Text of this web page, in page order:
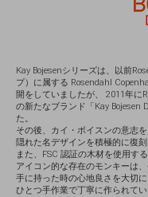
Kay Bojesenシリーズは、以前
プ）に属する Rosendahl
開をしていましたが、 2011年に
の新たなブランド「Kay Bojesen
た。
その後、カイ・ボイスンの意志
隠れた名デザインを積極的に復刻
また、FSC 認証の木材を使用す
アイコン的な存在のモンキーは
手に持った時の心地良さを大切
ひとつ手作業で丁寧に作られてい